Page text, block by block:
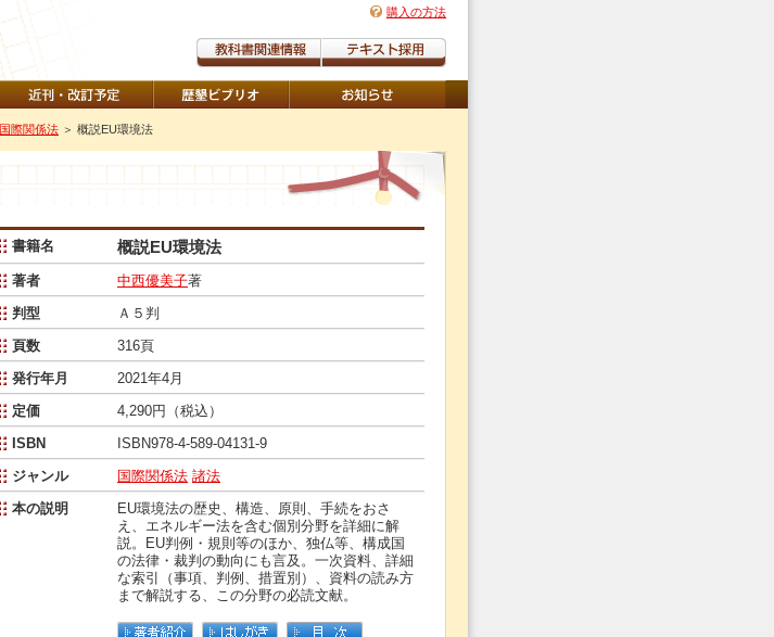
購入の方法
国際関係法 ＞ 概説EU環境法
書籍名 概説EU環境法
著者 中西優美子著
判型
Ａ５判
頁数
316頁
発行年月
2021年4月
定価
4,290円（税込）
ISBN
ISBN978-4-589-04131-9
ジャンル
国際関係法 諸法
本の説明
EU環境法の歴史、構造、原則、手続をおさ
え、エネルギー法を含む個別分野を詳細に解
説。EU判例・規則等のほか、独仏等、構成国
の法律・裁判の動向にも言及。一次資料、詳細
な索引（事項、判例、措置別）、資料の読み方
まで解説する、この分野の必読文献。